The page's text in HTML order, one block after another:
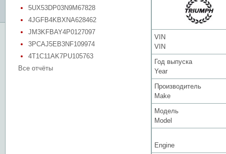
5UX53DP03N9M67828
4JGFB4KBXNA628462
JM3KFBAY4P0127097
3PCAJ5EB3NF109974
4T1C11AK7PU105763
Все отчёты
VIN
VIN
Год выпуска
Year
Производитель
Make
Модель
Model
Engine